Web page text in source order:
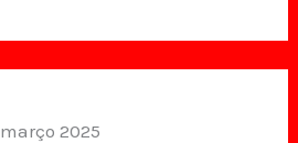
março 2025